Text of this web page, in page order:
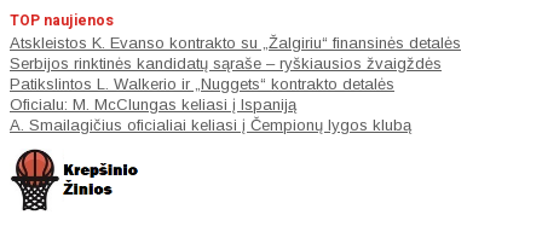
TOP naujienos
Atskleistos K. Evanso kontrakto su „Žalgiriu“ finansinės detalės
Serbijos rinktinės kandidatų sąraše – ryškiausios žvaigždės
Patikslintos L. Walkerio ir „Nuggets“ kontrakto detalės
Oficialu: M. McClungas keliasi į Ispaniją
A. Smailagičius oficialiai keliasi į Čempionų lygos klubą